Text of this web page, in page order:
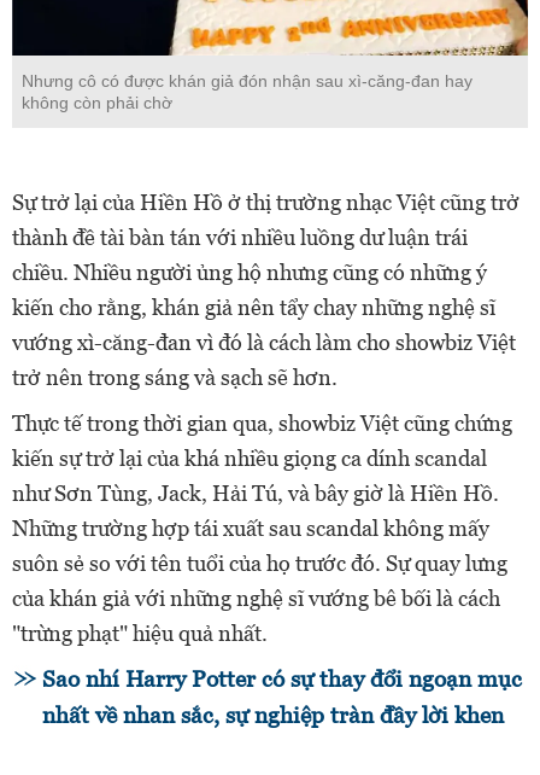
Nhưng cô có được khán giả đón nhận sau xì-căng-đan hay
không còn phải chờ
Sự trở lại của Hiền Hồ ở thị trường nhạc Việt cũng trở
thành đề tài bàn tán với nhiều luồng dư luận trái
chiều. Nhiều người ủng hộ nhưng cũng có những ý
kiến cho rằng, khán giả nên tẩy chay những nghệ sĩ
vướng xì-căng-đan vì đó là cách làm cho showbiz Việt
trở nên trong sáng và sạch sẽ hơn.
Thực tế trong thời gian qua, showbiz Việt cũng chứng
kiến sự trở lại của khá nhiều giọng ca dính scandal
như Sơn Tùng, Jack, Hải Tú, và bây giờ là Hiền Hồ.
Những trường hợp tái xuất sau scandal không mấy
suôn sẻ so với tên tuổi của họ trước đó. Sự quay lưng
của khán giả với những nghệ sĩ vướng bê bối là cách
"trừng phạt" hiệu quả nhất.
Sao nhí Harry Potter có sự thay đổi ngoạn mục
nhất về nhan sắc, sự nghiệp tràn đầy lời khen